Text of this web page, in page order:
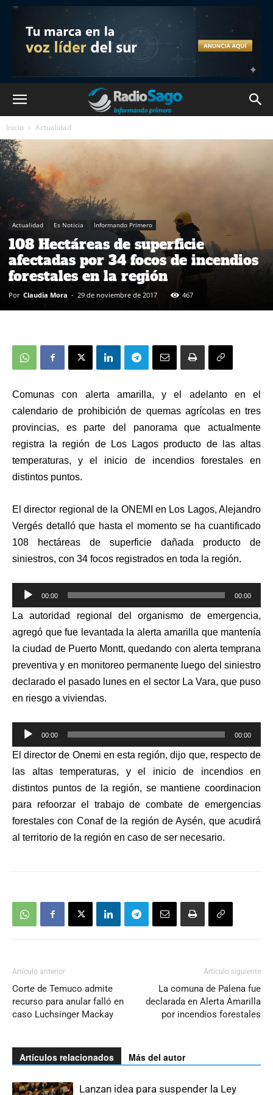
Inicio Actualidad
Actualidad Es Noticia Informando Primero
108 Hectáreas de superficie
afectadas por 34 focos de incendios
forestales en la región
Por Claudia Mora - 29 de noviembre de 2017 467
Comunas con alerta amarilla, y el adelanto en el
calendario de prohibición de quemas agrícolas en tres
provincias, es parte del panorama que actualmente
registra la región de Los Lagos producto de las altas
temperaturas, y el inicio de incendios forestales en
distintos puntos.
El director regional de la ONEMI en Los Lagos, Alejandro
Vergés detalló que hasta el momento se ha cuantificado
108 hectáreas de superficie dañada producto de
siniestros, con 34 focos registrados en toda la región.
Reproductor
de
audio
00:00 00:00
La autoridad regional del organismo de emergencia,
agregó que fue levantada la alerta amarilla que mantenía
la ciudad de Puerto Montt, quedando con alerta temprana
preventiva y en monitoreo permanente luego del siniestro
declarado el pasado lunes en el sector La Vara, que puso
en riesgo a viviendas.
Reproductor
de
audio
00:00 00:00
El director de Onemi en esta región, dijo que, respecto de
las altas temperaturas, y el inicio de incendios en
distintos puntos de la región, se mantiene coordinacion
para refoorzar el trabajo de combate de emergencias
forestales con Conaf de la región de Aysén, que acudirá
al territorio de la región en caso de ser necesario.
Artículo anterior
Corte de Temuco admite
recurso para anular falló en
caso Luchsinger Mackay
Artículo siguiente
La comuna de Palena fue
declarada en Alerta Amarilla
por incendios forestales
Artículos relacionados Más del autor
Lanzan idea para suspender la Ley